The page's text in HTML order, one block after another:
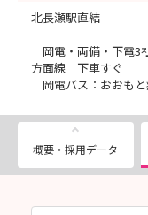
北長瀬駅直結
岡電・両備・下電3
方面線 下車すぐ
岡電バス：おおも
概要・採用データ